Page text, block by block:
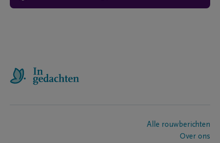
Alle rouwberichten
Over ons